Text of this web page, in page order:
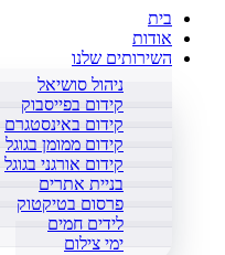
בית
אודות
השירותים שלנו
ניהול סושיאל
קידום בפייסבוק
קידום באינסטגרם
קידום ממומן בגוגל
קידום אורגני בגוגל
בניית אתרים
פרסום בטיקטוק
לידים חמים
ימי צילום